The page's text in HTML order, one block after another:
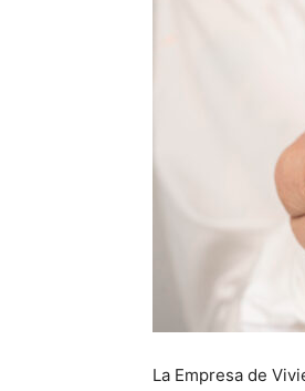
La Empresa de